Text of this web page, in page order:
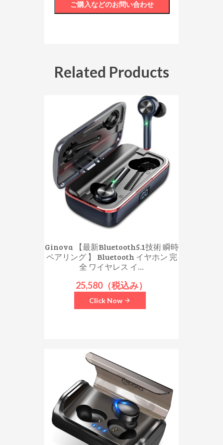
Related Products
Ginova 【最新Bluetooth5.1技術 瞬時
ペアリング 】 Bluetooth イヤホン 完
全 ワイヤレス イ...
25,580（税込み）
Click Now